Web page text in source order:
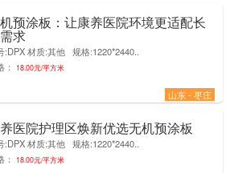
预涂板：让康养医院环境更适配长
求
:DPX 材质:其他 规格:1220*2440..
：
18.00元/平方米
山东 - 枣庄
医院护理区焕新优选无机预涂板
:DPX 材质:其他 规格:1220*2440..
：
18.00元/平方米